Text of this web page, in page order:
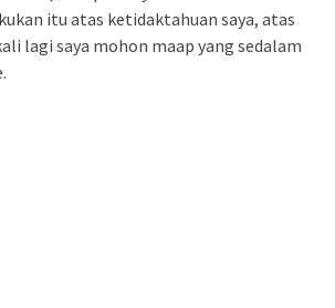
itu atas ketidaktahuan saya, atas
lagi saya mohon maap yang sedalam